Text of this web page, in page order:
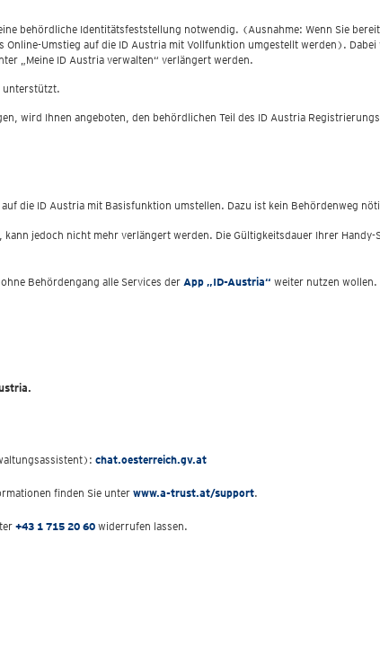
behördliche Identitätsfeststellung notwendig. (Ausnahme: Wenn Sie
Umstieg auf die ID Austria mit Vollfunktion umgestellt werden). Dabei
„Meine ID Austria verwalten“ verlängert werden.
unterstützt.
wird Ihnen angeboten, den behördlichen Teil des ID Austria
die ID Austria mit Basisfunktion umstellen. Dazu ist kein Behördenweg
jedoch nicht mehr verlängert werden. Die Gültigkeitsdauer Ihrer
Behördengang alle Services derApp „ID-Austria“ weiter nutzen wollen.
chat.oesterreich.gv.at
finden Sie unterwww.a-trust.at/support.
+43 1 715 20 60 widerrufen lassen.